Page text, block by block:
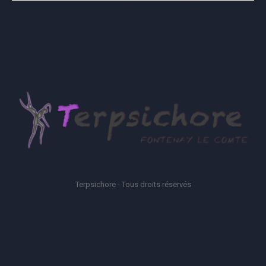
Terpsichore - Tous droits réservés